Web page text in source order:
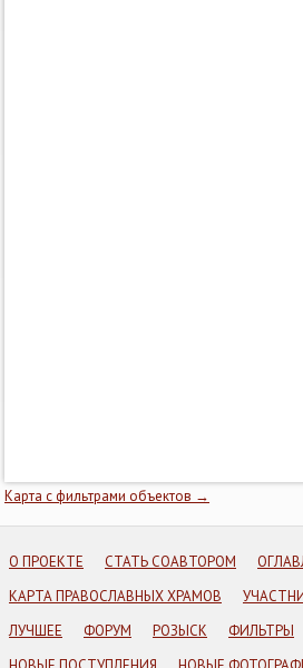
Карта с фильтрами объектов →
О ПРОЕКТЕ СТАТЬ СОАВТОРОМ
КАРТА ПРАВОСЛАВНЫХ ХРАМОВ
ЛУЧШЕЕ
ФОРУМ РОЗЫСК ФИЛЬТРЫ